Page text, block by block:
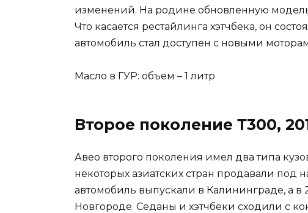
изменений. На родине обновленную
Что касается рестайлинга хэтчбека, он
автомобиль стал доступен с новыми
Масло в ГУР: объем – 1 литр
Второе поколение Т300,
Авео второго поколения имел два типа
некоторых азиатских стран продавали под
автомобиль выпускали в Калининграде, а
Новгороде. Седаны и хэтчбеки сходили с